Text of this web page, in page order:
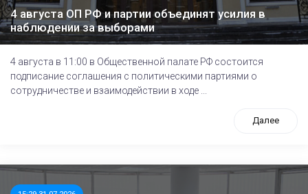
4 августа ОП РФ и партии объединят усилия в
наблюдении за выборами
4 августа в 11:00 в Общественной палате РФ состоится
подписание соглашения с политическими партиями о
сотрудничестве и взаимодействии в ходе ...
Далее